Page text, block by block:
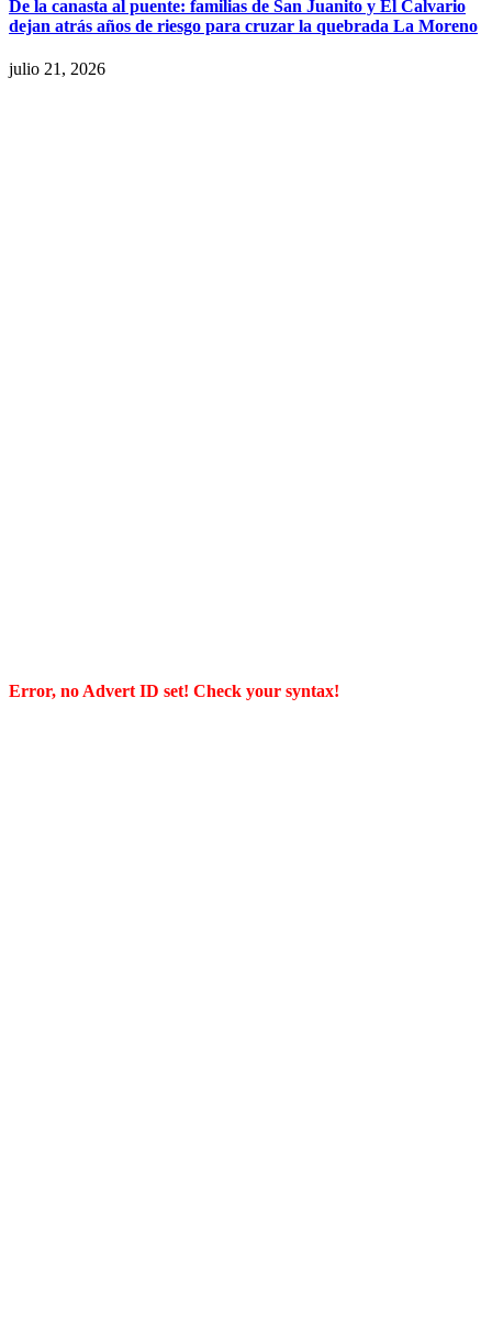
De la canasta al puente: familias de San Juanito y El Calvario
dejan atrás años de riesgo para cruzar la quebrada La Moreno
julio 21, 2026
Error, no Advert ID set! Check your syntax!